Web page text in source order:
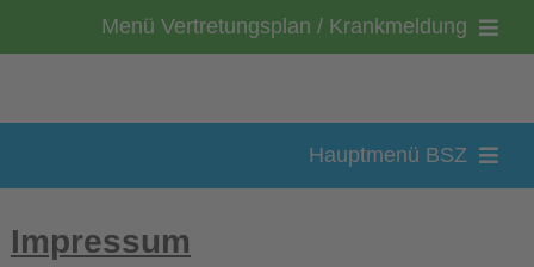
springen
Menü Vertretungsplan / Krankmeldung
Krankmeldung
Hauptmenü BSZ
Impressum